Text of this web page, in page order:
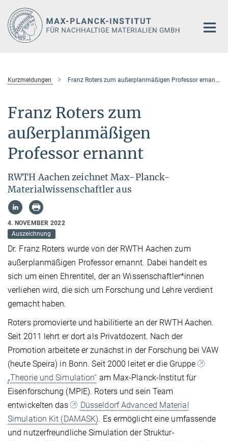
Hauptinhalt
Kurzmeldungen Franz Roters zum außerplanmäßigen Professor ernannt
Franz Roters zum
außerplanmäßigen
Professor ernannt
RWTH Aachen zeichnet Max-Planck-
Materialwissenschaftler aus
4. NOVEMBER 2022
Auszeichnung
Dr. Franz Roters wurde von der RWTH Aachen zum
außerplanmäßigen Professor ernannt. Dabei handelt es
sich um einen Ehrentitel, der an Wissenschaftler*innen
verliehen wird, die sich um Forschung und Lehre verdient
gemacht haben.
Roters promovierte und habilitierte an der RWTH Aachen.
Seit 2011 lehrt er dort als Privatdozent. Nach der
Promotion arbeitete er zunächst in der Forschung bei VAW
(heute Speira) in Bonn. Seit 2000 leitet er die Gruppe
„Theorie und Simulation“ am Max-Planck-Institut für
Eisenforschung (MPIE). Roters und sein Team
entwickelten das
Düsseldorf Advanced Material
Simulation Kit (DAMASK). Es ermöglicht eine umfassende
und nutzerfreundliche Simulation der Struktur-